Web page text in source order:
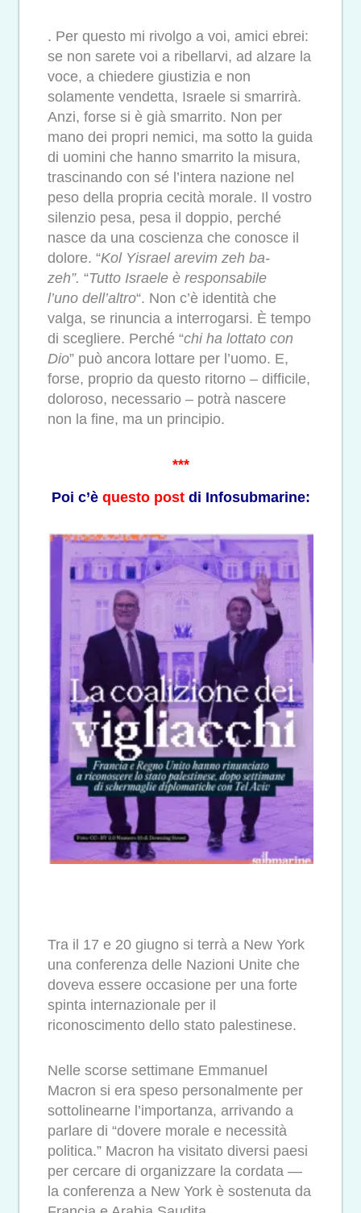
. Per questo mi rivolgo a voi, amici ebrei:
se non sarete voi a ribellarvi, ad alzare la
voce, a chiedere giustizia e non
solamente vendetta, Israele si smarrirà.
Anzi, forse si è già smarrito. Non per
mano dei propri nemici, ma sotto la guida
di uomini che hanno smarrito la misura,
trascinando con sé l’intera nazione nel
peso della propria cecità morale. Il vostro
silenzio pesa, pesa il doppio, perché
nasce da una coscienza che conosce il
dolore. “Kol Yisrael arevim zeh ba-
zeh”. “Tutto Israele è responsabile
l’uno dell’altro“. Non c’è identità che
valga, se rinuncia a interrogarsi. È tempo
di scegliere. Perché “chi ha lottato con
Dio” può ancora lottare per l’uomo. E,
forse, proprio da questo ritorno – difficile,
doloroso, necessario – potrà nascere
non la fine, ma un principio.
***
Poi c’è questo postdi Infosubmarine:
Tra il 17 e 20 giugno si terrà a New York
una conferenza delle Nazioni Unite che
doveva essere occasione per una forte
spinta internazionale per il
riconoscimento dello stato palestinese.
Nelle scorse settimane Emmanuel
Macron si era speso personalmente per
sottolinearne l’importanza, arrivando a
parlare di “dovere morale e necessità
politica.” Macron ha visitato diversi paesi
per cercare di organizzare la cordata —
la conferenza a New York è sostenuta da